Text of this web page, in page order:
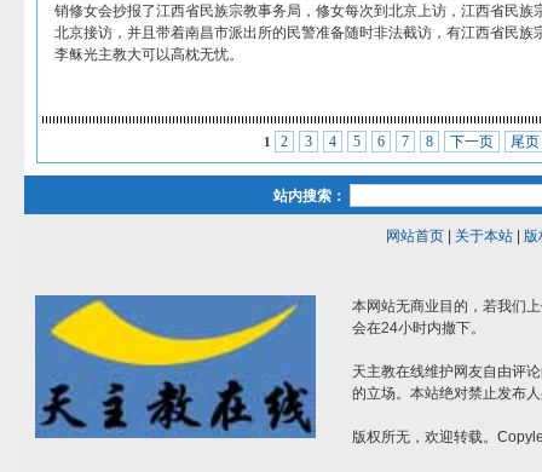
销修女会抄报了江西省民族宗教事务局，修女每次到北京上访，江西省民族
北京接访，并且带着南昌市派出所的民警准备随时非法截访，有江西省民族
李稣光主教大可以高枕无忧。
1 2 3 4 5 6 7 8 下一页 尾页
站内搜索：
网站首页| 关于本站| 版
本网站无商业目的，若我们
会在24小时内撤下。
天主教在线维护网友自由评
的立场。本站绝对禁止发布
版权所无，欢迎转载。